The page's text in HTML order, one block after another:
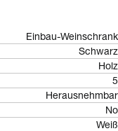
Einbau-Weinschrank
Schwarz
Holz
5
Herausnehmbar
No
Weiß